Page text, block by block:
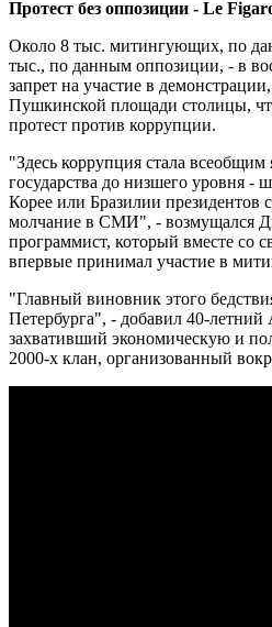
Протест без оппозиции - Le
Около 8 тыс. митингующих, по
тыс., по данным оппозиции, - в
запрет на участие в
Пушкинской площади столицы,
протест против коррупции.
"Здесь коррупция стала
государства до низшего уровня
Корее или Бразилии президентов
молчание в СМИ", - возмущался
программист, который вместе со
впервые принимал участие в
"Главный виновник этого
Петербурга", - добавил 40-
захвативший экономическую и
2000-х клан, организованный